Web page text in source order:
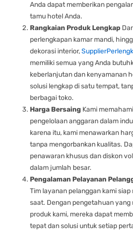
Anda dapat memberikan
tamu hotel Anda.
Rangkaian Produk Lengkap
perlengkapan kamar mandi,
dekorasi interior,
memiliki semua yang Anda
keberlanjutan dan kenyamanan
solusi lengkap di satu tempat,
berbagai toko.
Harga Bersaing Kami
pengelolaan anggaran dalam
karena itu, kami menawarkan
tanpa mengorbankan kualitas.
penawaran khusus dan diskon
dalam jumlah besar.
Pengalaman Pelayanan
Tim layanan pelanggan kami
saat. Dengan pengetahuan
produk kami, mereka dapat
tepat dan solusi untuk setiap